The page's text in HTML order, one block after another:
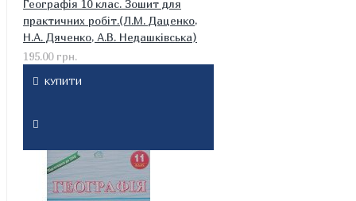
Географія 10 клас. Зошит для
практичних робіт.(Л.М. Даценко,
Н.А. Дяченко, А.В. Недашківська)
195.00 грн.
КУПИТИ